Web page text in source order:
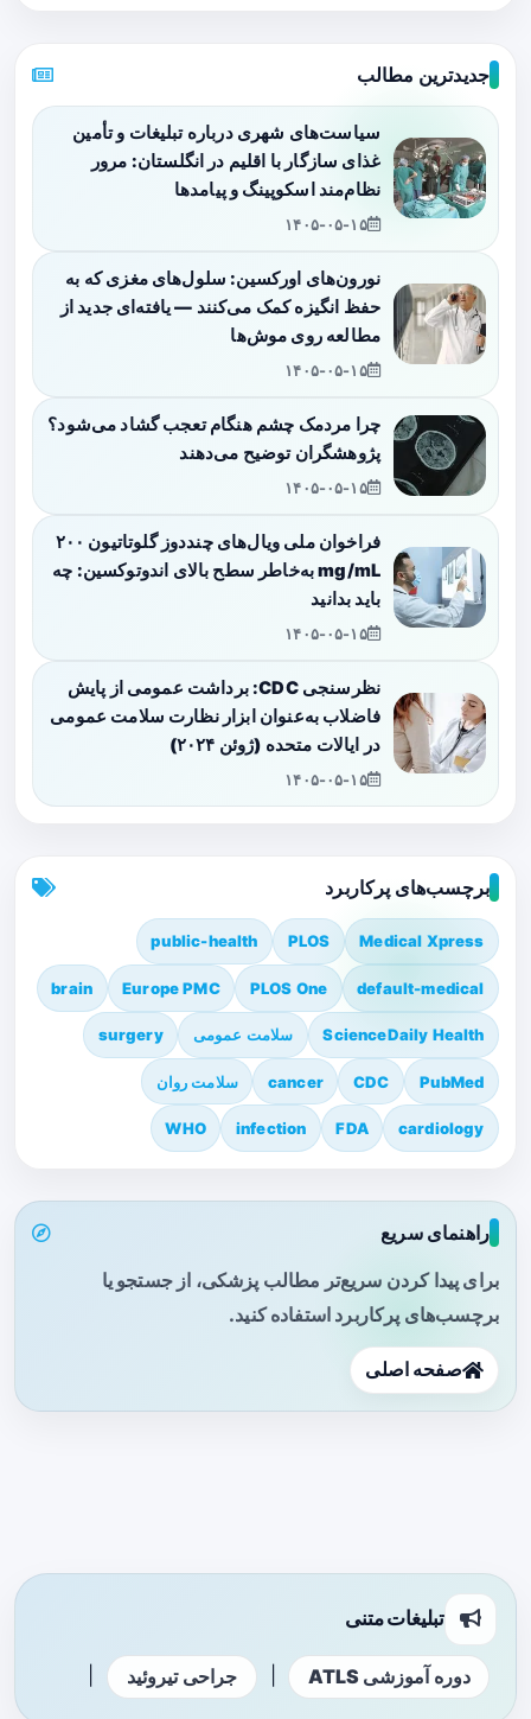
جدیدترین مطالب
سیاست‌های شهری درباره تبلیغات و تأمین
غذای سازگار با اقلیم در انگلستان: مرور
نظام‌مند اسکوپینگ و پیامدها
۱۴۰۵-۰۵-۱۵
نورون‌های اورکسین: سلول‌های مغزی که به
حفظ انگیزه کمک می‌کنند — یافته‌ای جدید از
مطالعه روی موش‌ها
۱۴۰۵-۰۵-۱۵
چرا مردمک چشم هنگام تعجب گشاد می‌شود؟
پژوهشگران توضیح می‌دهند
۱۴۰۵-۰۵-۱۵
فراخوان ملی ویال‌های چنددوز گلوتاتیون ۲۰۰
mg/mL به‌خاطر سطح بالای اندوتوکسین: چه
باید بدانید
۱۴۰۵-۰۵-۱۵
نظرسنجی CDC: برداشت عمومی از پایش
فاضلاب به‌عنوان ابزار نظارت سلامت عمومی
در ایالات متحده (ژوئن ۲۰۲۴)
۱۴۰۵-۰۵-۱۵
برچسب‌های پرکاربرد
Medical Xpress
PLOS
public-health
default-medical
PLOS One
Europe PMC
brain
ScienceDaily Health سلامت عمومی surgery
PubMed
CDC
cancer سلامت روان
cardiology
FDA
infection
WHO
راهنمای سریع
برای پیدا کردن سریع‌تر مطالب پزشکی، از جستجو یا
برچسب‌های پرکاربرد استفاده کنید.
صفحه اصلی
تبلیغات متنی
دوره آموزشی ATLS جراحی تیروئید